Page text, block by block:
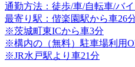
通勤方法：徒歩/車/自転車/バ
最寄り駅：偕楽園駅から車26
※茨城町東ICから車3分
※構内の（無料）駐車場利用
※JR水戸駅より車21分